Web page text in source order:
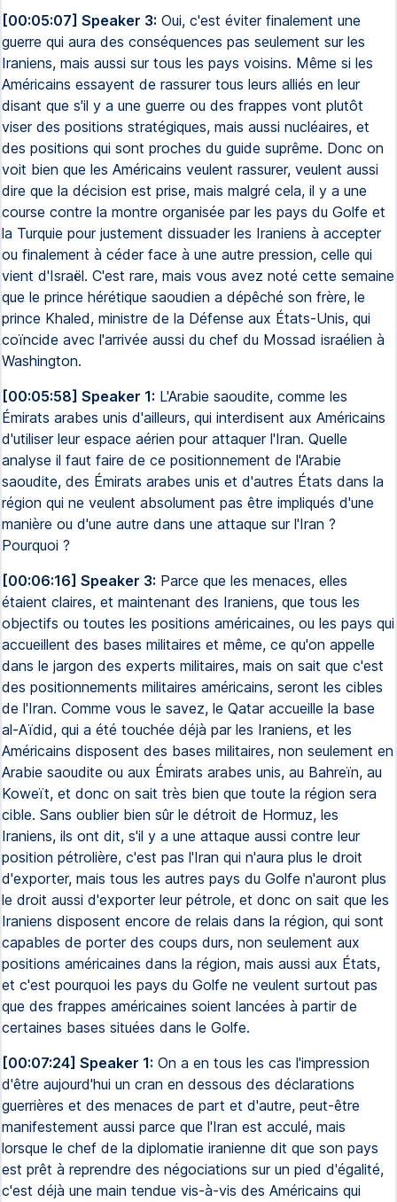
[00:05:07] Speaker 3: Oui, c'est éviter finalement une
guerre qui aura des conséquences pas seulement sur les
Iraniens, mais aussi sur tous les pays voisins. Même si les
Américains essayent de rassurer tous leurs alliés en leur
disant que s'il y a une guerre ou des frappes vont plutôt
viser des positions stratégiques, mais aussi nucléaires, et
des positions qui sont proches du guide suprême. Donc on
voit bien que les Américains veulent rassurer, veulent aussi
dire que la décision est prise, mais malgré cela, il y a une
course contre la montre organisée par les pays du Golfe et
la Turquie pour justement dissuader les Iraniens à accepter
ou finalement à céder face à une autre pression, celle qui
vient d'Israël. C'est rare, mais vous avez noté cette semaine
que le prince hérétique saoudien a dépêché son frère, le
prince Khaled, ministre de la Défense aux États-Unis, qui
coïncide avec l'arrivée aussi du chef du Mossad israélien à
Washington.
[00:05:58] Speaker 1: L'Arabie saoudite, comme les
Émirats arabes unis d'ailleurs, qui interdisent aux Américains
d'utiliser leur espace aérien pour attaquer l'Iran. Quelle
analyse il faut faire de ce positionnement de l'Arabie
saoudite, des Émirats arabes unis et d'autres États dans la
région qui ne veulent absolument pas être impliqués d'une
manière ou d'une autre dans une attaque sur l'Iran ?
Pourquoi ?
[00:06:16] Speaker 3: Parce que les menaces, elles
étaient claires, et maintenant des Iraniens, que tous les
objectifs ou toutes les positions américaines, ou les pays qui
accueillent des bases militaires et même, ce qu'on appelle
dans le jargon des experts militaires, mais on sait que c'est
des positionnements militaires américains, seront les cibles
de l'Iran. Comme vous le savez, le Qatar accueille la base
al-Aïdid, qui a été touchée déjà par les Iraniens, et les
Américains disposent des bases militaires, non seulement en
Arabie saoudite ou aux Émirats arabes unis, au Bahreïn, au
Koweït, et donc on sait très bien que toute la région sera
cible. Sans oublier bien sûr le détroit de Hormuz, les
Iraniens, ils ont dit, s'il y a une attaque aussi contre leur
position pétrolière, c'est pas l'Iran qui n'aura plus le droit
d'exporter, mais tous les autres pays du Golfe n'auront plus
le droit aussi d'exporter leur pétrole, et donc on sait que les
Iraniens disposent encore de relais dans la région, qui sont
capables de porter des coups durs, non seulement aux
positions américaines dans la région, mais aussi aux États,
et c'est pourquoi les pays du Golfe ne veulent surtout pas
que des frappes américaines soient lancées à partir de
certaines bases situées dans le Golfe.
[00:07:24] Speaker 1: On a en tous les cas l'impression
d'être aujourd'hui un cran en dessous des déclarations
guerrières et des menaces de part et d'autre, peut-être
manifestement aussi parce que l'Iran est acculé, mais
lorsque le chef de la diplomatie iranienne dit que son pays
est prêt à reprendre des négociations sur un pied d'égalité,
c'est déjà une main tendue vis-à-vis des Américains qui